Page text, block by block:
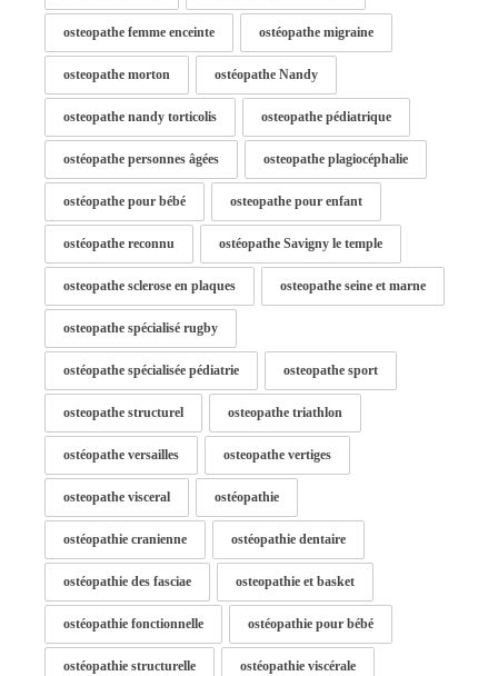
osteopathe femme enceinte ostéopathe migraine
osteopathe morton ostéopathe Nandy
osteopathe nandy torticolis osteopathe pédiatrique
ostéopathe personnes âgées osteopathe plagiocéphalie
ostéopathe pour bébé osteopathe pour enfant
ostéopathe reconnu ostéopathe Savigny le temple
osteopathe sclerose en plaques osteopathe seine et marne
osteopathe spécialisé rugby
ostéopathe spécialisée pédiatrie osteopathe sport
osteopathe structurel osteopathe triathlon
ostéopathe versailles osteopathe vertiges
osteopathe visceral ostéopathie
ostéopathie cranienne ostéopathie dentaire
ostéopathie des fasciae osteopathie et basket
ostéopathie fonctionnelle ostéopathie pour bébé
ostéopathie structurelle ostéopathie viscérale